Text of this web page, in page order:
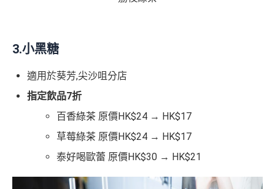
3.小黑糖
適用於葵芳,尖沙咀分店
指定飲品7折
百香綠茶 原價HK$24 → HK$17
草莓綠茶 原價HK$24 → HK$17
泰好喝歐蕾 原價HK$30 → HK$21